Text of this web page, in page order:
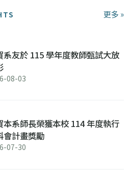
更多 »
系友於 115 學年度教師甄試大放
08-03
本系師長榮獲本校 114 年度執行
會計畫獎勵
07-30